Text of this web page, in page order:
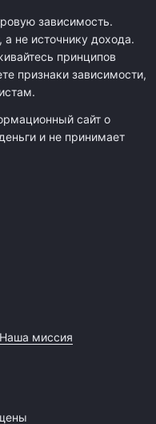
зависимость.
а не источнику дохода.
принципов
признаки зависимости,
сайт о
и не принимает
Наша миссия